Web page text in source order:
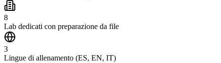
8
Lab dedicati con preparazione da file
3
Lingue di allenamento (ES, EN, IT)